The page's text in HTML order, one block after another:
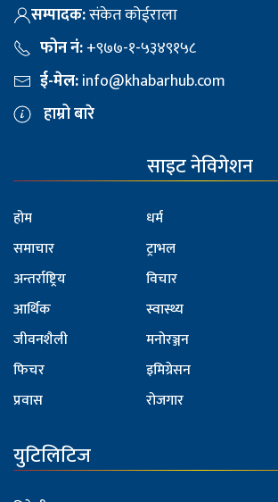
सम्पादक:संकेत कोईराला
फोन नं:+९७७-१-५३४९१५८
ई-मेल:info@khabarhub.com
हाम्रो बारे
साइट नेविगेशन
होम
समाचार
अन्तर्राष्ट्रिय
आर्थिक
जीवनशैली
फिचर
प्रवास
धर्म
ट्राभल
विचार
स्वास्थ्य
मनोरञ्जन
इमिग्रेसन
रोजगार
युटिलिटिज